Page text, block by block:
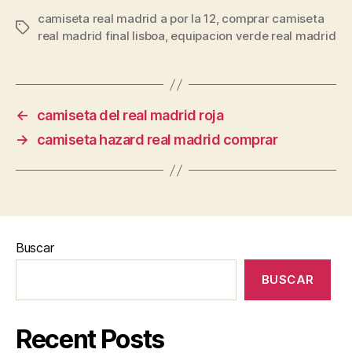
Etiquetas
camiseta real madrid a por la 12, comprar camiseta
real madrid final lisboa, equipacion verde real madrid
←
camiseta del real madrid roja
→
camiseta hazard real madrid comprar
Buscar
BUSCAR
Recent Posts